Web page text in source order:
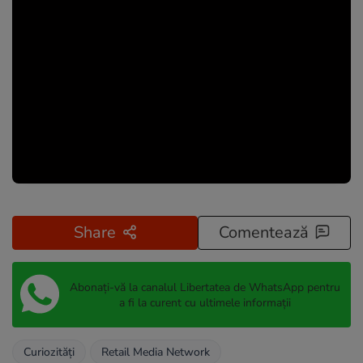
Share Comentează
Abonați-vă la canalul Libertatea de WhatsApp pentru
a fi la curent cu ultimele informații
Curiozități Retail Media Network